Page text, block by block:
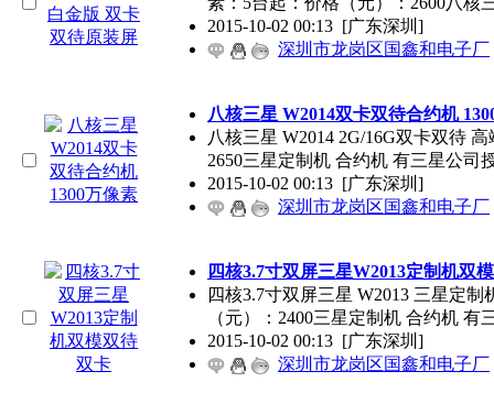
2015-10-02 00:13 [广东深圳]
深圳市龙岗区国鑫和电子厂
八核三星 W2014双卡双待合约机
八核三星 W2014 2G/16G双卡双待
2650三星定制机 合约机 有三星公司
2015-10-02 00:13 [广东深圳]
深圳市龙岗区国鑫和电子厂
四核3.7寸双屏三星W2013定制机双
四核3.7寸双屏三星 W2013 三星定
（元）：2400三星定制机 合约机 有
2015-10-02 00:13 [广东深圳]
深圳市龙岗区国鑫和电子厂